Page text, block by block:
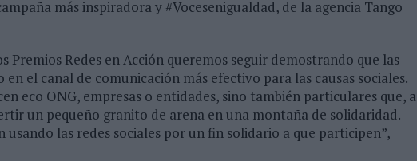
más inspiradora y #Vocesenigualdad, de la agencia Tango
Premios Redes en Acción queremos seguir demostrando que las
el canal de comunicación más efectivo para las causas sociales.
eco ONG, empresas o entidades, sino también particulares que, a
un pequeño granito de arena en una montaña de solidaridad.
usando las redes sociales por un fin solidario a que participen”,